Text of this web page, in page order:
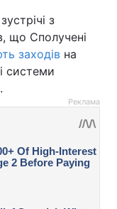
з
що Сполучені
заходів на
системи
Реклама